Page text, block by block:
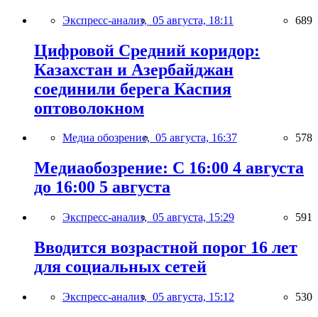
Экспресс-анализ, 05 августа, 18:11 689
Цифровой Средний коридор:
Казахстан и Азербайджан
соединили берега Каспия
оптоволокном
Медиа обозрение, 05 августа, 16:37 578
Медиаобозрение: С 16:00 4 августа
до 16:00 5 августа
Экспресс-анализ, 05 августа, 15:29 591
Вводится возрастной порог 16 лет
для социальных сетей
Экспресс-анализ, 05 августа, 15:12 530